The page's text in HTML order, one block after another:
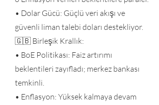
• Dolar Gücü: Güçlü veri akışı ve
güvenli liman talebi doları destekliyor.
🇬🇧 Birleşik Krallık:
• BoE Politikası: Faiz artırımı
beklentileri zayıfladı; merkez bankası
temkinli.
• Enflasyon: Yüksek kalmaya devam